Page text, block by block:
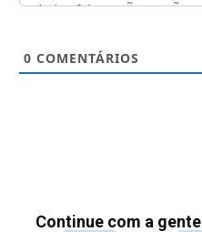
0 COMENTÁRIOS
Continue com a gente